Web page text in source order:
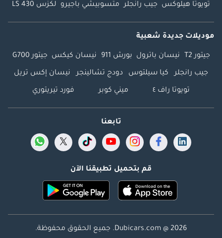
تويوتا هيلوكس جيب رانجلر متسوبيشي باجيرو لكزس LS 430
موديلات جديدة شعبية
جيتور T2 نيسان باترول بورش 911 نيسان كيكس جيتور G700
جيب رانجلر كيا سيلتوس دودج تشالينجر نيسان إكس تريل
تويوتا راف ٤ ميني كوبر فورد تيريتوري
تابعنا
قم بتحميل تطبيقنا الآن
Dubicars.com @ 2026. جميع الحقوق محفوظة.